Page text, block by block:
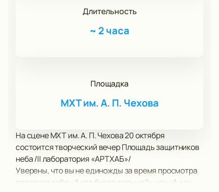
Длительность
~ 2 часа
Площадка
МХТ им. А. П. Чехова
На сцене МХТ им. А. П. Чехова 20 октября
состоится творческий вечер Площадь защитников
неба /II лаборатория «АРТХАБ»/
Уверены, что вы не единожды за время просмотра
спросите себя «А что будет дальше?» или «А как